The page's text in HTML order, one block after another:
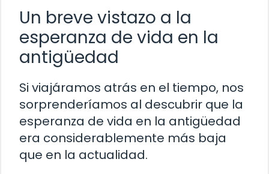
Un breve vistazo a la
esperanza de vida en la
antigüedad
Si viajáramos atrás en el tiempo, nos
sorprenderíamos al descubrir que la
esperanza de vida en la antigüedad
era considerablemente más baja
que en la actualidad.